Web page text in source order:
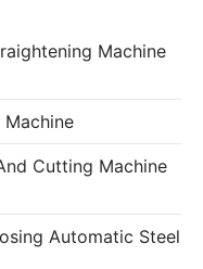
Machine
Machine
Cutting Machine
Automatic Steel